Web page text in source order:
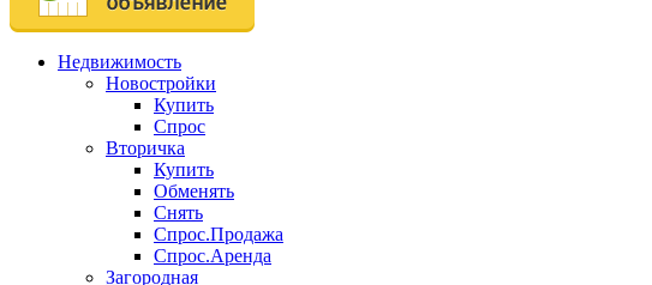
Недвижимость
Новостройки
Купить
Спрос
Вторичка
Купить
Обменять
Снять
Спрос.Продажа
Спрос.Аренда
Загородная